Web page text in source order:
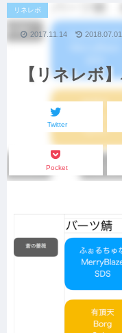
【リネレボ
リネレボ
Twitter
Pocket
2018.07.01
2017.11.14